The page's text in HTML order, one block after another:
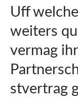
Uff
weiters
vermag ihr
stvertrag